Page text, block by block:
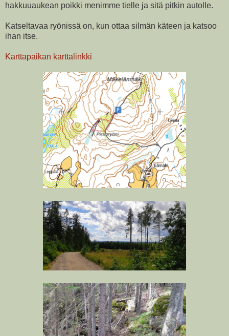
hakkuuaukean poikki menimme tielle ja sitä pitkin autolle.
Katseltavaa ryönissä on, kun ottaa silmän käteen ja katsoo
ihan itse.
Karttapaikan karttalinkki